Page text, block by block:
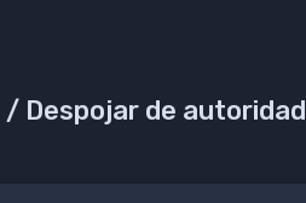
/ Despojar de autoridad